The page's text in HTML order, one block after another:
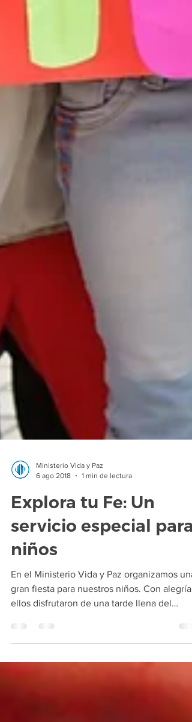
Ministerio Vida y Paz
6 ago 2018
1 min de lectura
Explora tu Fe: Un
servicio especial para
niños
En el Ministerio Vida y Paz organizamos una
gran fiesta para nuestros niños. Con alegría,